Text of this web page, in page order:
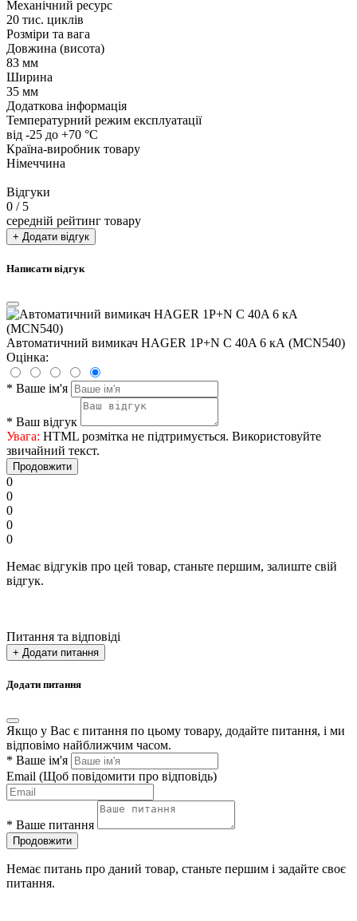
Механічний ресурс
20 тис. циклів
Розміри та вага
Довжина (висота)
83 мм
Ширина
35 мм
Додаткова інформація
Температурний режим експлуатації
від -25 до +70 °С
Країна-виробник товару
Німеччина
Відгуки
0 / 5
середній рейтинг товару
+ Додати відгук
Написати відгук
Автоматичний вимикач HAGER 1P+N C 40A 6 кА (MCN540)
Оцінка:
* Ваше ім'я
* Ваш відгук
Увага: HTML розмітка не підтримується. Використовуйте
звичайний текст.
Продовжити
0
0
0
0
0
Немає відгуків про цей товар, станьте першим, залиште свій
відгук.
Питання та відповіді
+ Додати питання
Додати питання
Якщо у Вас є питання по цьому товару, додайте питання, і ми
відповімо найближчим часом.
* Ваше ім'я
Email (Щоб повідомити про відповідь)
* Ваше питання
Продовжити
Немає питань про даний товар, станьте першим і задайте своє
питання.